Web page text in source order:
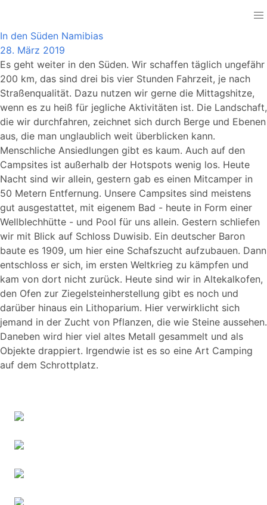
In den Süden Namibias
28. März 2019
Es geht weiter in den Süden. Wir schaffen täglich ungefähr
200 km, das sind drei bis vier Stunden Fahrzeit, je nach
Straßenqualität. Dazu nutzen wir gerne die Mittagshitze,
wenn es zu heiß für jegliche Aktivitäten ist. Die Landschaft,
die wir durchfahren, zeichnet sich durch Berge und Ebenen
aus, die man unglaublich weit überblicken kann.
Menschliche Ansiedlungen gibt es kaum. Auch auf den
Campsites ist außerhalb der Hotspots wenig los. Heute
Nacht sind wir allein, gestern gab es einen Mitcamper in
50 Metern Entfernung. Unsere Campsites sind meistens
gut ausgestattet, mit eigenem Bad - heute in Form einer
Wellblechhütte - und Pool für uns allein. Gestern schliefen
wir mit Blick auf Schloss Duwisib. Ein deutscher Baron
baute es 1909, um hier eine Schafszucht aufzubauen. Dann
entschloss er sich, im ersten Weltkrieg zu kämpfen und
kam von dort nicht zurück. Heute sind wir in Altekalkofen,
den Ofen zur Ziegelsteinherstellung gibt es noch und
darüber hinaus ein Lithoparium. Hier verwirklicht sich
jemand in der Zucht von Pflanzen, die wie Steine aussehen.
Daneben wird hier viel altes Metall gesammelt und als
Objekte drappiert. Irgendwie ist es so eine Art Camping
auf dem Schrottplatz.